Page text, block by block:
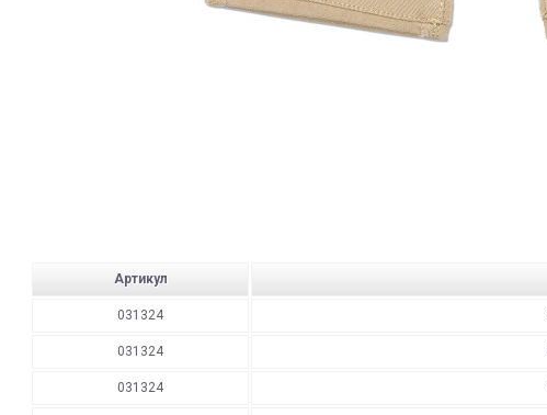
Артикул
031324
031324
031324